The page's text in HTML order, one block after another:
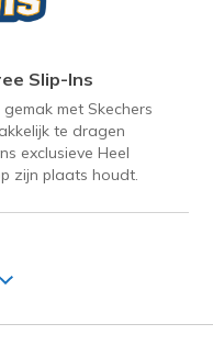
Slip-Ins
met Skechers
te dragen
exclusieve Heel
zijn plaats houdt.